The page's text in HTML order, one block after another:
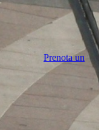
Prenota un